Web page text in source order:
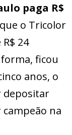
paga R$
o Tricolor
24
ficou
anos, o
depositar
na